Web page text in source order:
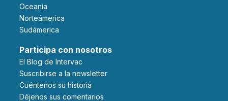
Oceanía
Norteámerica
Sudámerica
Participa con nosotros
El Blog de Intervac
Suscribirse a la newsletter
Cuéntenos su historia
Déjenos sus comentarios